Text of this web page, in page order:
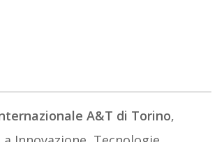
A&T di Torino,